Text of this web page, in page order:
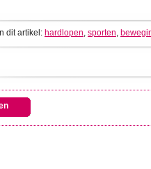
dit artikel: hardlopen, sporten,